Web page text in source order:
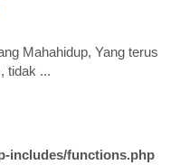
Mahahidup, Yang terus
tidak ...
includes/functions.php